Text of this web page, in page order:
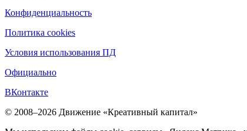
Конфиденциальность
Политика cookies
Условия использования ПД
Официально
ВКонтакте
© 2008–2026 Движение «Креативный капитал»